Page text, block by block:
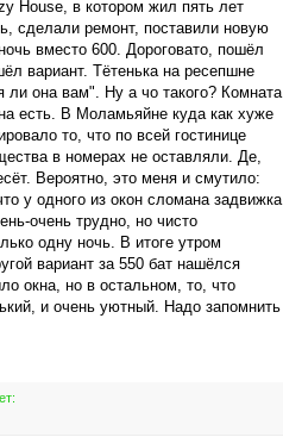
House, в котором жил пять лет
сделали ремонт, поставили новую
вместо 600. Дороговато, пошёл
вариант. Тётенька на ресепшне
ли она вам". Ну а чо такого? Комната
есть. В Моламьяйне куда как хуже
то, что по всей гостинице
в номерах не оставляли. Де,
Вероятно, это меня и смутило:
у одного из окон сломана задвижка
очень трудно, но чисто
одну ночь. В итоге утром
вариант за 550 бат нашёлся
окна, но в остальном, то, что
и очень уютный. Надо запомнить